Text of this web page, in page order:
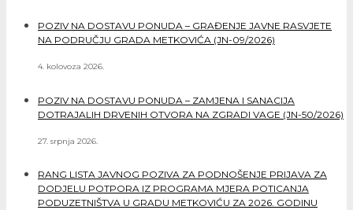
POZIV NA DOSTAVU PONUDA – GRAĐENJE JAVNE RASVJETE
NA PODRUČJU GRADA METKOVIĆA (JN-09/2026)
4. kolovoza 2026.
POZIV NA DOSTAVU PONUDA – ZAMJENA I SANACIJA
DOTRAJALIH DRVENIH OTVORA NA ZGRADI VAGE (JN-50/2026)
27. srpnja 2026.
RANG LISTA JAVNOG POZIVA ZA PODNOŠENJE PRIJAVA ZA
DODJELU POTPORA IZ PROGRAMA MJERA POTICANJA
PODUZETNIŠTVA U GRADU METKOVIĆU ZA 2026. GODINU